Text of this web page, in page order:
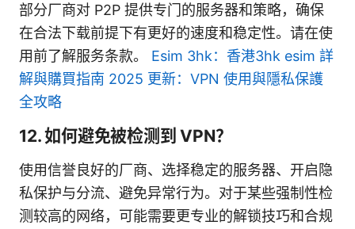
部分厂商对 P2P 提供专门的服务器和策略，确保
在合法下载前提下有更好的速度和稳定性。请在使
用前了解服务条款。 Esim 3hk：香港3hk esim 詳
解與購買指南 2025 更新：VPN 使用與隱私保護
全攻略
12. 如何避免被检测到 VPN？
使用信誉良好的厂商、选择稳定的服务器、开启隐
私保护与分流、避免异常行为。对于某些强制性检
测较高的网络，可能需要更专业的解锁技巧和合规